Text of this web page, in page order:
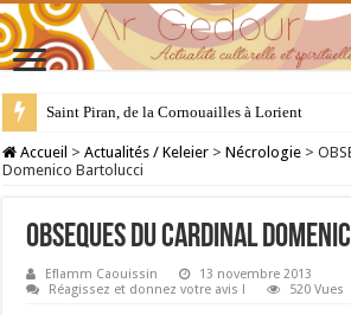
28 juillet : Saint Samson de Dol, père de la
Accueil > Actualités / Keleier > Nécrologie >
Domenico Bartolucci
OBSEQUES DU CARDINAL
Eflamm Caouissin
13 novembre 2013
Réagissez et donnez votre avis !
520 Vues